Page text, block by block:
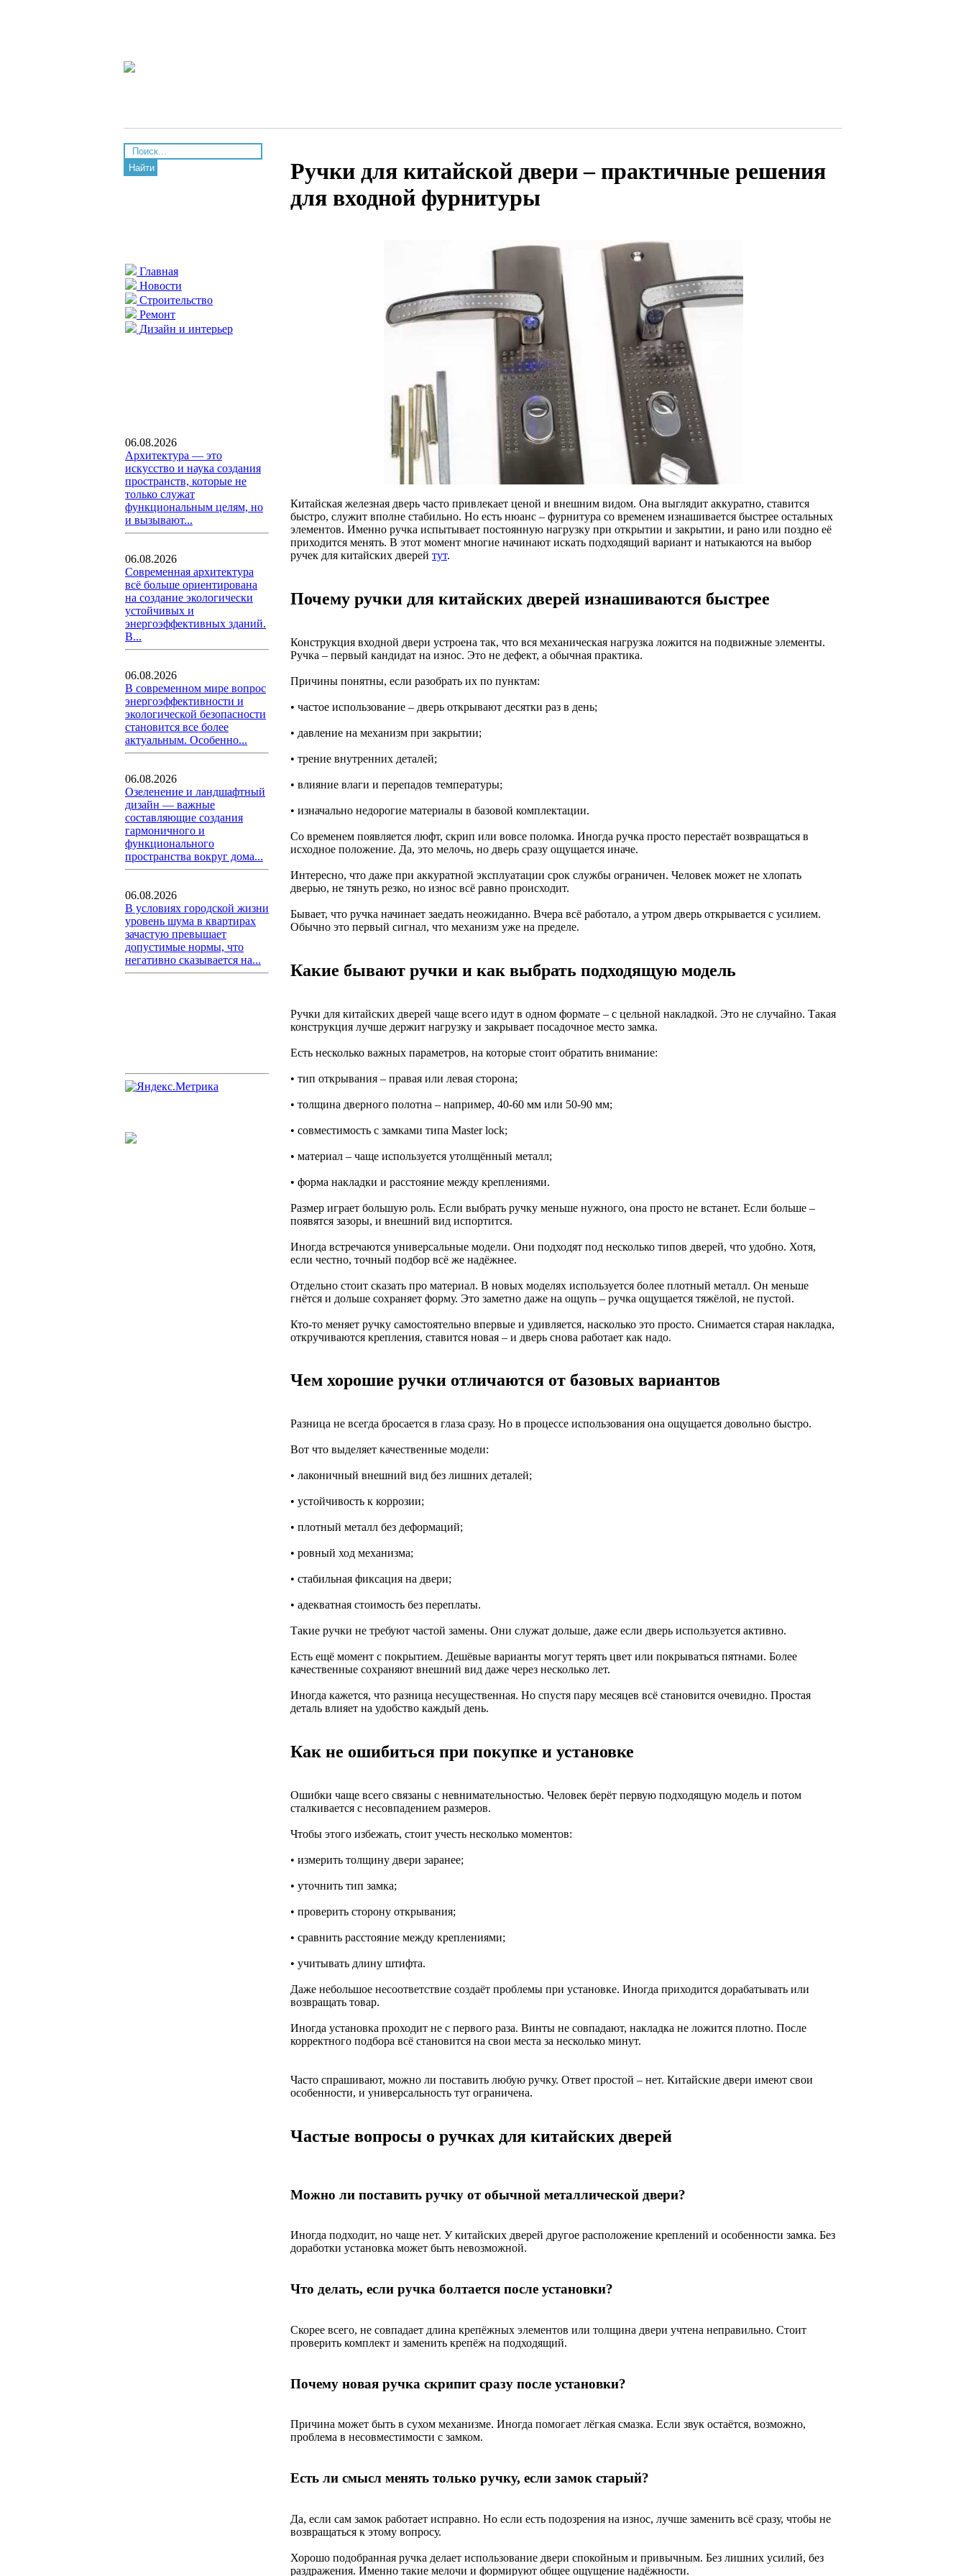
Найти
Главная
Новости
Строительство
Ремонт
Дизайн и интерьер
06.08.2026
Архитектура — это
искусство и наука создания
пространств, которые не
только служат
функциональным целям, но
и вызывают...
06.08.2026
Современная архитектура
всё больше ориентирована
на создание экологически
устойчивых и
энергоэффективных зданий.
В...
06.08.2026
В современном мире вопрос
энергоэффективности и
экологической безопасности
становится все более
актуальным. Особенно...
06.08.2026
Озеленение и ландшафтный
дизайн — важные
составляющие создания
гармоничного и
функционального
пространства вокруг дома...
06.08.2026
В условиях городской жизни
уровень шума в квартирах
зачастую превышает
допустимые нормы, что
негативно сказывается на...
Ручки для китайской двери – практичные решения
для входной фурнитуры
Китайская железная дверь часто привлекает ценой и внешним видом. Она выглядит аккуратно, ставится
быстро, служит вполне стабильно. Но есть нюанс – фурнитура со временем изнашивается быстрее остальных
элементов. Именно ручка испытывает постоянную нагрузку при открытии и закрытии, и рано или поздно её
приходится менять. В этот момент многие начинают искать подходящий вариант и натыкаются на выбор
ручек для китайских дверей тут.
Почему ручки для китайских дверей изнашиваются быстрее
Конструкция входной двери устроена так, что вся механическая нагрузка ложится на подвижные элементы.
Ручка – первый кандидат на износ. Это не дефект, а обычная практика.
Причины понятны, если разобрать их по пунктам:
• частое использование – дверь открывают десятки раз в день;
• давление на механизм при закрытии;
• трение внутренних деталей;
• влияние влаги и перепадов температуры;
• изначально недорогие материалы в базовой комплектации.
Со временем появляется люфт, скрип или вовсе поломка. Иногда ручка просто перестаёт возвращаться в
исходное положение. Да, это мелочь, но дверь сразу ощущается иначе.
Интересно, что даже при аккуратной эксплуатации срок службы ограничен. Человек может не хлопать
дверью, не тянуть резко, но износ всё равно происходит.
Бывает, что ручка начинает заедать неожиданно. Вчера всё работало, а утром дверь открывается с усилием.
Обычно это первый сигнал, что механизм уже на пределе.
Какие бывают ручки и как выбрать подходящую модель
Ручки для китайских дверей чаще всего идут в одном формате – с цельной накладкой. Это не случайно. Такая
конструкция лучше держит нагрузку и закрывает посадочное место замка.
Есть несколько важных параметров, на которые стоит обратить внимание:
• тип открывания – правая или левая сторона;
• толщина дверного полотна – например, 40-60 мм или 50-90 мм;
• совместимость с замками типа Master lock;
• материал – чаще используется утолщённый металл;
• форма накладки и расстояние между креплениями.
Размер играет большую роль. Если выбрать ручку меньше нужного, она просто не встанет. Если больше –
появятся зазоры, и внешний вид испортится.
Иногда встречаются универсальные модели. Они подходят под несколько типов дверей, что удобно. Хотя,
если честно, точный подбор всё же надёжнее.
Отдельно стоит сказать про материал. В новых моделях используется более плотный металл. Он меньше
гнётся и дольше сохраняет форму. Это заметно даже на ощупь – ручка ощущается тяжёлой, не пустой.
Кто-то меняет ручку самостоятельно впервые и удивляется, насколько это просто. Снимается старая накладка,
откручиваются крепления, ставится новая – и дверь снова работает как надо.
Чем хорошие ручки отличаются от базовых вариантов
Разница не всегда бросается в глаза сразу. Но в процессе использования она ощущается довольно быстро.
Вот что выделяет качественные модели:
• лаконичный внешний вид без лишних деталей;
• устойчивость к коррозии;
• плотный металл без деформаций;
• ровный ход механизма;
• стабильная фиксация на двери;
• адекватная стоимость без переплаты.
Такие ручки не требуют частой замены. Они служат дольше, даже если дверь используется активно.
Есть ещё момент с покрытием. Дешёвые варианты могут терять цвет или покрываться пятнами. Более
качественные сохраняют внешний вид даже через несколько лет.
Иногда кажется, что разница несущественная. Но спустя пару месяцев всё становится очевидно. Простая
деталь влияет на удобство каждый день.
Как не ошибиться при покупке и установке
Ошибки чаще всего связаны с невнимательностью. Человек берёт первую подходящую модель и потом
сталкивается с несовпадением размеров.
Чтобы этого избежать, стоит учесть несколько моментов:
• измерить толщину двери заранее;
• уточнить тип замка;
• проверить сторону открывания;
• сравнить расстояние между креплениями;
• учитывать длину штифта.
Даже небольшое несоответствие создаёт проблемы при установке. Иногда приходится дорабатывать или
возвращать товар.
Иногда установка проходит не с первого раза. Винты не совпадают, накладка не ложится плотно. После
корректного подбора всё становится на свои места за несколько минут.
Часто спрашивают, можно ли поставить любую ручку. Ответ простой – нет. Китайские двери имеют свои
особенности, и универсальность тут ограничена.
Частые вопросы о ручках для китайских дверей
Можно ли поставить ручку от обычной металлической двери?
Иногда подходит, но чаще нет. У китайских дверей другое расположение креплений и особенности замка. Без
доработки установка может быть невозможной.
Что делать, если ручка болтается после установки?
Скорее всего, не совпадает длина крепёжных элементов или толщина двери учтена неправильно. Стоит
проверить комплект и заменить крепёж на подходящий.
Почему новая ручка скрипит сразу после установки?
Причина может быть в сухом механизме. Иногда помогает лёгкая смазка. Если звук остаётся, возможно,
проблема в несовместимости с замком.
Есть ли смысл менять только ручку, если замок старый?
Да, если сам замок работает исправно. Но если есть подозрения на износ, лучше заменить всё сразу, чтобы не
возвращаться к этому вопросу.
Хорошо подобранная ручка делает использование двери спокойным и привычным. Без лишних усилий, без
раздражения. Именно такие мелочи и формируют общее ощущение надёжности.